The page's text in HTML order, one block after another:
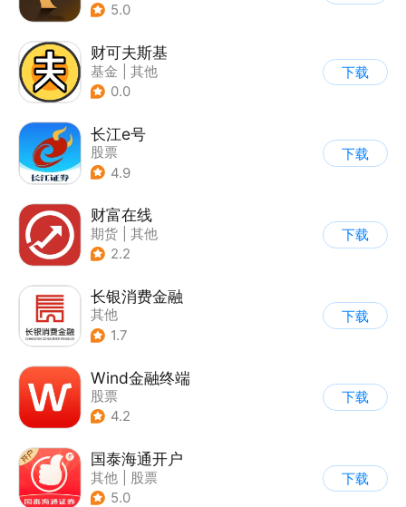
5.0
财可夫斯基
基金
其他
0.0
下载
长江e号
股票
4.9
下载
财富在线
期货
其他
2.2
下载
长银消费金融
其他
1.7
下载
Wind金融终端
股票
4.2
下载
国泰海通开户
其他
股票
5.0
下载